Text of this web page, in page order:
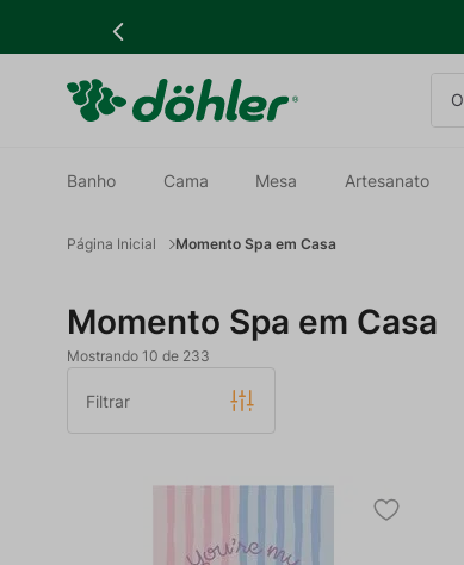
Banho Cama Mesa Artesanato
Momento Spa em Casa
Momento Spa em Casa
Mostrando 10 de 233
Filtrar